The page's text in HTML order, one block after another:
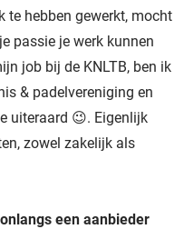
te hebben gewerkt, mocht
passie je werk kunnen
job bij de KNLTB, ben ik
& padelvereniging en
uiteraard 😉. Eigenlijk
zowel zakelijk als
een aanbieder